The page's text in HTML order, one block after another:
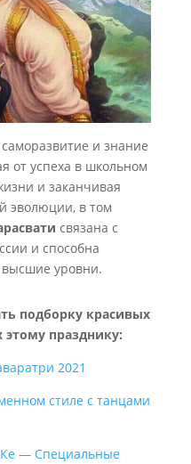
и знание
от успеха в школьном
и заканчивая
эволюции, в том
связана с
и способна
высшие уровни.
подборку красивых
празднику:
2021
стиле с танцами
— Специальные